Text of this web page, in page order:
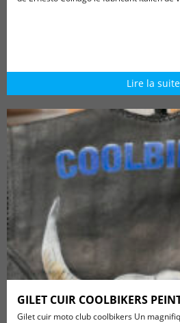
Lire la suite
GILET CUIR COOLBIKERS
Gilet cuir moto club coolbikers Un